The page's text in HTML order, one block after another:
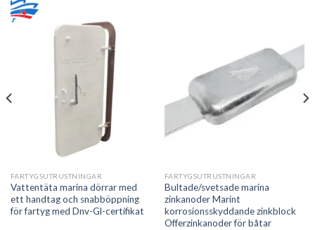
FARTYGSUTRUSTNINGAR
Vattentäta marina dörrar med
ett handtag och snabböppning
för fartyg med Dnv-Gl-certifikat
FARTYGSUTRUSTNINGAR
Bultade/svetsade marina
zinkanoder Marint
korrosionsskyddande zinkblock
Offerzinkanoder för båtar